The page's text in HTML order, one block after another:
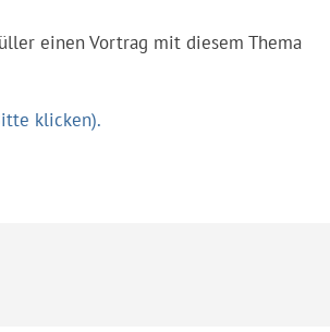
einen Vortrag mit diesem Thema
klicken).